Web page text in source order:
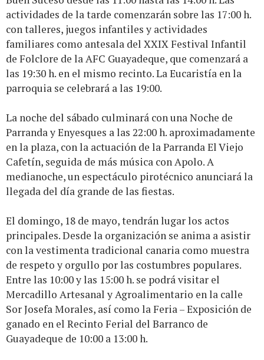
actividades de la tarde comenzarán sobre las 17:00 h.
con talleres, juegos infantiles y actividades
familiares como antesala del XXIX Festival Infantil
de Folclore de la AFC Guayadeque, que comenzará a
las 19:30 h. en el mismo recinto. La Eucaristía en la
parroquia se celebrará a las 19:00.
La noche del sábado culminará con una Noche de
Parranda y Enyesques a las 22:00 h. aproximadamente
en la plaza, con la actuación de la Parranda El Viejo
Cafetín, seguida de más música con Apolo. A
medianoche, un espectáculo pirotécnico anunciará la
llegada del día grande de las fiestas.
El domingo, 18 de mayo, tendrán lugar los actos
principales. Desde la organización se anima a asistir
con la vestimenta tradicional canaria como muestra
de respeto y orgullo por las costumbres populares.
Entre las 10:00 y las 15:00 h. se podrá visitar el
Mercadillo Artesanal y Agroalimentario en la calle
Sor Josefa Morales, así como la Feria – Exposición de
ganado en el Recinto Ferial del Barranco de
Guayadeque de 10:00 a 13:00 h.